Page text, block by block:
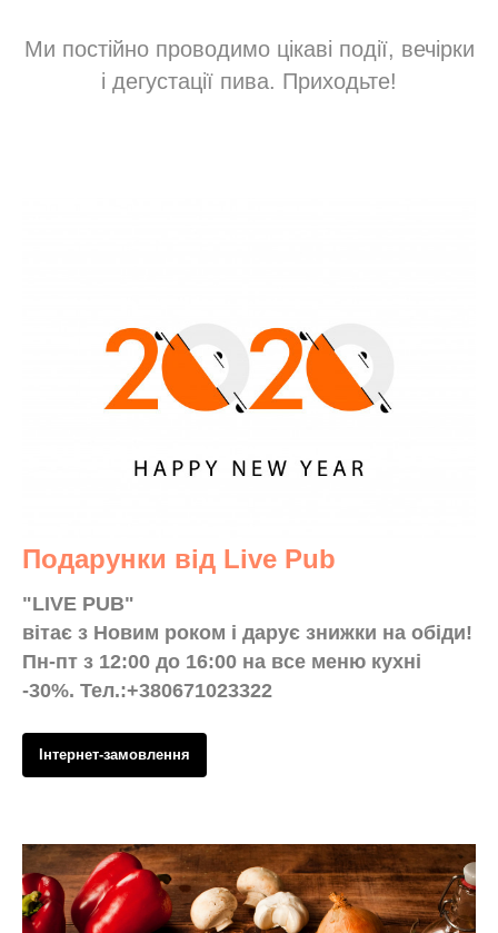
Ми постійно проводимо цікаві події, вечірки
і дегустації пива. Приходьте!
Подарунки від Live Pub
"LIVE PUB"
вiтає з Новим роком і дарує знижки на обіди!
Пн-пт з 12:00 до 16:00 на все меню кухні
-30%. Тел.:+380671023322
Інтернет-замовлення